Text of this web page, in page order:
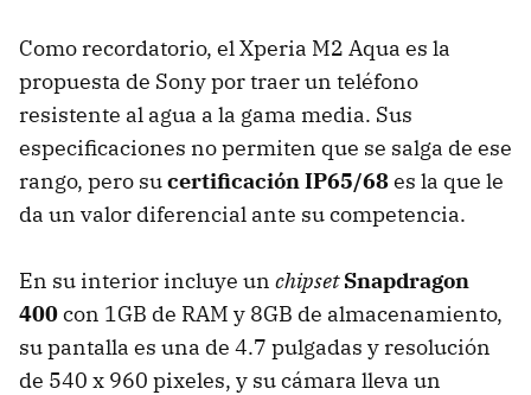
Como recordatorio, el Xperia M2 Aqua es la
propuesta de Sony por traer un teléfono
resistente al agua a la gama media. Sus
especificaciones no permiten que se salga de ese
rango, pero sucertificación IP65/68es la que le
da un valor diferencial ante su competencia.
En su interior incluye un chipset Snapdragon
400con 1GB de RAM y 8GB de almacenamiento,
su pantalla es una de 4.7 pulgadas y resolución
de 540 x 960 pixeles, y su cámara lleva un